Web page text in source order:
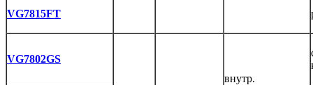
VG7815FT
VG7802GS
внутр.